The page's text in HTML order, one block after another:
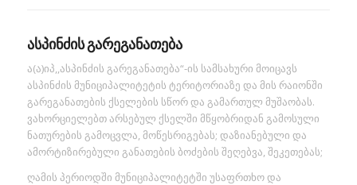
ასპინძის გარეგანათება
ა(ა)იპ,,ასპინძის გარეგანათება“-ის სამსახური მოიცავს
ასპინძის მუნიციპალიტეტის ტერიტორიაზე და მის რაიონში
გარეგანათების ქსელების სწორ და გამართულ მუშაობას.
ვახორციელებთ არსებულ ქსელში მწყობრიდან გამოსული
ნათურების გამოცვლა, მოწესრიგებას; დაზიანებული და
ამორტიზირებული განათების ბოძების შეღებვა, შეკეთებას;
ღამის პერიოდში მუნიციპალიტეტში უსაფრთხო და